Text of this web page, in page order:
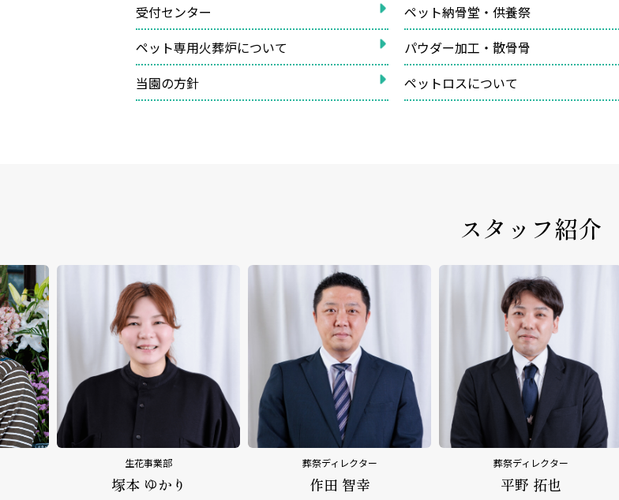
受付センター
ペット専用火葬炉について
当園の方針
ペット納骨堂・供養祭
パウダー加工・散骨骨
ペットロスについて
スタッフ紹介
葬祭ディレクター
作田 智幸
葬祭ディレクター
平野 拓也
内田 乃文